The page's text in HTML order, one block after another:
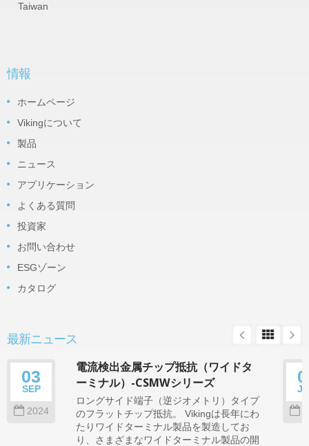
Taiwan
情報
ホームページ
Vikingについて
製品
ニュース
アプリケーション
よくある質問
投資家
お問い合わせ
ESGゾーン
カタログ
最新ニュース
03
SEP
2024
電流検出金属チップ抵抗（ワイドタ
ーミナル）-CSMWシリーズ
ロングサイド端子（逆ジオメトリ）タイプ
のフラットチップ抵抗。 Vikingは長年にわ
たりワイドターミナル製品を製造してお
り、さまざまなワイドターミナル製品の開